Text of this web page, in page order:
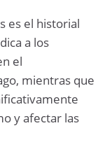
es el historial
a los
el
mientras que
y afectar las